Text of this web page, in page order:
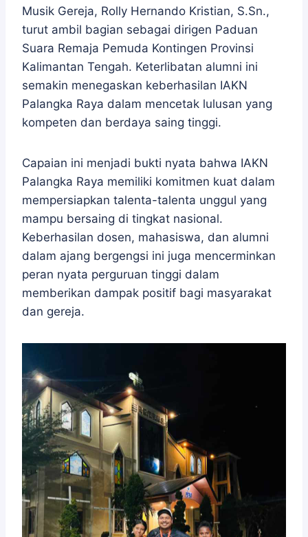
Musik Gereja, Rolly Hernando Kristian, S.Sn.,
turut ambil bagian sebagai dirigen Paduan
Suara Remaja Pemuda Kontingen Provinsi
Kalimantan Tengah. Keterlibatan alumni ini
semakin menegaskan keberhasilan IAKN
Palangka Raya dalam mencetak lulusan yang
kompeten dan berdaya saing tinggi.
Capaian ini menjadi bukti nyata bahwa IAKN
Palangka Raya memiliki komitmen kuat dalam
mempersiapkan talenta-talenta unggul yang
mampu bersaing di tingkat nasional.
Keberhasilan dosen, mahasiswa, dan alumni
dalam ajang bergengsi ini juga mencerminkan
peran nyata perguruan tinggi dalam
memberikan dampak positif bagi masyarakat
dan gereja.